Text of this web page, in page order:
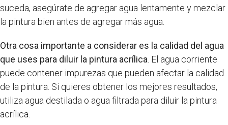
suceda, asegúrate de agregar agua lentamente y mezclar
la pintura bien antes de agregar más agua.
Otra cosa importante a considerar es la calidad del agua
que uses para diluir la pintura acrílica . El agua corriente
puede contener impurezas que pueden afectar la calidad
de la pintura. Si quieres obtener los mejores resultados,
utiliza agua destilada o agua filtrada para diluir la pintura
acrílica.